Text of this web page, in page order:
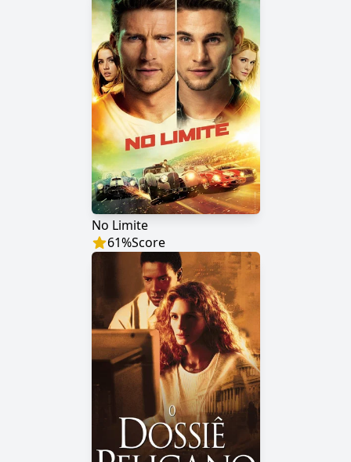
No Limite
61%Score